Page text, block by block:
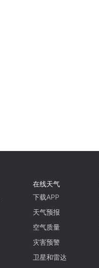
在线天气
下载APP
天气预报
空气质量
灾害预警
卫星和雷达